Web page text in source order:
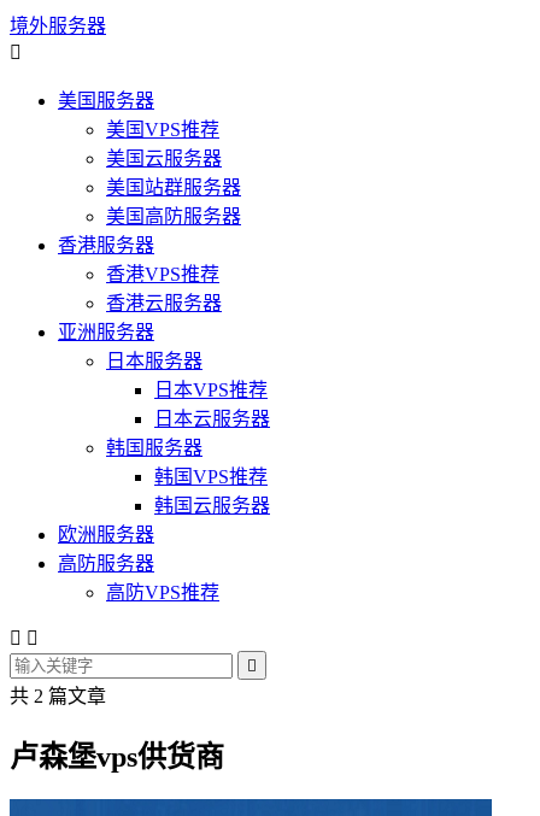
境外服务器

美国服务器
美国VPS推荐
美国云服务器
美国站群服务器
美国高防服务器
香港服务器
香港VPS推荐
香港云服务器
亚洲服务器
日本服务器
日本VPS推荐
日本云服务器
韩国服务器
韩国VPS推荐
韩国云服务器
欧洲服务器
高防服务器
高防VPS推荐
 

共 2 篇文章
卢森堡vps供货商